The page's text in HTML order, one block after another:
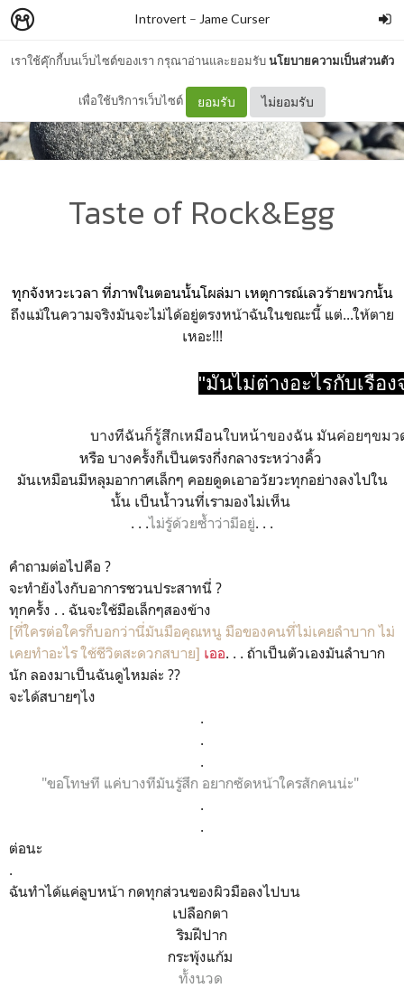
เราใช้คุ๊กกี้บนเว็บไซต์ของเรา กรุณาอ่านและยอมรับนโยบายความเป็นส่วนตัว
เพื่อใช้บริการเว็บไซต์ ยอมรับ ไม่ยอมรับ
Introvert – Jame Curser
Taste of Rock&Egg
ทุกจังหวะเวลา ที่ภาพในตอนนั้นโผล่มา เหตุการณ์เลวร้ายพวกนั้น
ถึงแม้ในความจริงมันจะไม่ได้อยู่ตรงหน้าฉันในขณะนี้ แต่...ให้ตาย
เหอะ!!!
"มันไม่ต่างอะไรกับเรื่อ
บางทีฉันก็รู้สึกเหมือนใบหน้าของฉัน มันค่อยๆขม
หรือ บางครั้งก็เป็นตรงกึ่งกลางระหว่างคิ้ว
มันเหมือนมีหลุมอากาศเล็กๆ คอยดูดเอาอวัยวะทุกอย่างลงไปใน
นั้น เป็นน้ำวนที่เรามองไม่เห็น
. . .ไม่รู้ด้วยซ้ำว่ามีอยู่. . .
คำถามต่อไปคือ ?
จะทำยังไงกับอาการชวนประสาทนี่ ?
ทุกครั้ง . . ฉันจะใช้มือเล็กๆสองข้าง
[ที่ใครต่อใครก็บอกว่านี่มันมือคุณหนู มือของคนที่ไม่เคยลำบาก ไม่
เคยทำอะไร ใช้ชีวิตสะดวกสบาย] เออ. . . ถ้าเป็นตัวเองมันลำบาก
นัก ลองมาเป็นฉันดูไหมล่ะ ??
จะได้สบายๆไง
.
.
.
"ขอโทษที แค่บางทีมันรู้สึก อยากซัดหน้าใครสักคนน่ะ"
.
.
ต่อนะ
.
ฉันทำได้แค่ลูบหน้า กดทุกส่วนของผิวมือลงไปบน
เปลือกตา
ริมฝีปาก
กระพุ้งแก้ม
ทั้งนวด